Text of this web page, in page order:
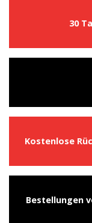
30
Kostenlose
Bestellungen